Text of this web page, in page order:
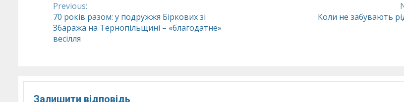
Continue
Reading
Previous:
70 років разом: у подружжя Біркових зі
Збаража на Тернопільщині – «благодатне»
весілля
Коли не забувають
Залишити відповідь